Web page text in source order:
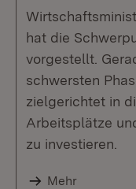
hat die
vorgestellt.
schwersten
zielgerichtet in
Arbeitsplätze
zu investieren.
Mehr